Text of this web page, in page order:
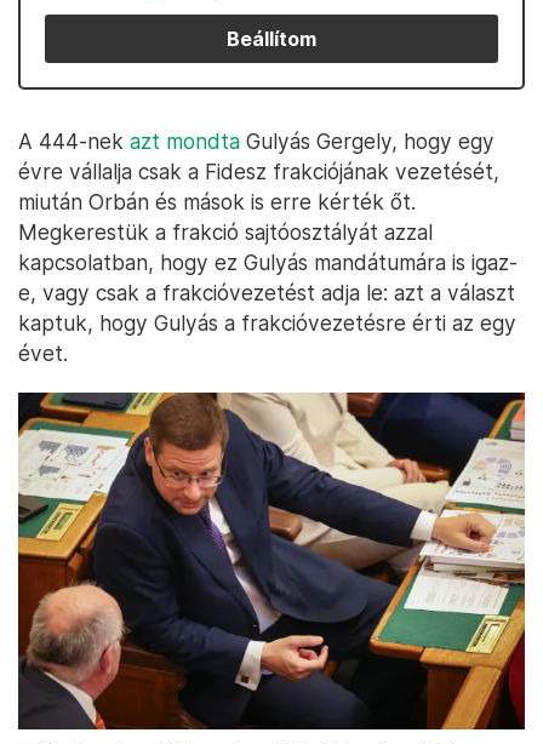
Beállítom
A 444-nek azt mondta Gulyás Gergely, hogy egy
évre vállalja csak a Fidesz frakciójának vezetését,
miután Orbán és mások is erre kérték őt.
Megkerestük a frakció sajtóosztályát azzal
kapcsolatban, hogy ez Gulyás mandátumára is igaz-
e, vagy csak a frakcióvezetést adja le: azt a választ
kaptuk, hogy Gulyás a frakcióvezetésre érti az egy
évet.